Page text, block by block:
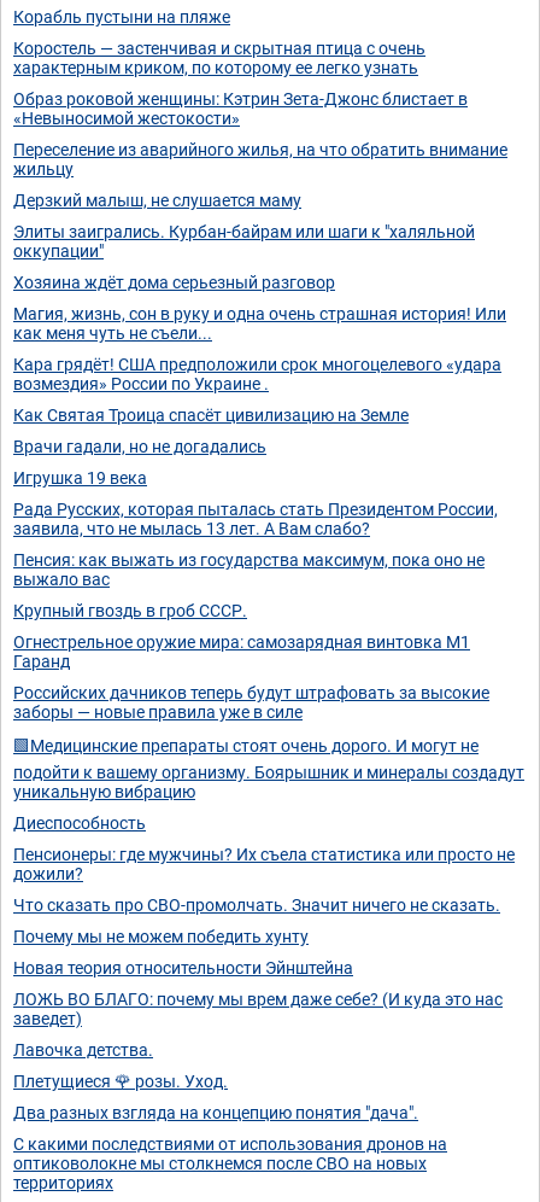
Корабль пустыни на пляже
Коростель — застенчивая и скрытная птица с очень
характерным криком, по которому ее легко узнать
Образ роковой женщины: Кэтрин Зета-Джонс блистает в
«Невыносимой жестокости»
Переселение из аварийного жилья, на что обратить внимание
жильцу
Дерзкий малыш, не слушается маму
Элиты заигрались. Курбан-байрам или шаги к "халяльной
оккупации"
Хозяина ждёт дома серьезный разговор
Магия, жизнь, сон в руку и одна очень страшная история! Или
как меня чуть не съели...
Кара грядёт! США предположили срок многоцелевого «удара
возмездия» России по Украине .
Как Святая Троица спасёт цивилизацию на Земле
Врачи гадали, но не догадались
Игрушка 19 века
Рада Русских, которая пыталась стать Президентом России,
заявила, что не мылась 13 лет. А Вам слабо?
Пенсия: как выжать из государства максимум, пока оно не
выжало вас
Крупный гвоздь в гроб СССР.
Огнестрельное оружие мира: самозарядная винтовка М1
Гаранд
Российских дачников теперь будут штрафовать за высокие
заборы — новые правила уже в силе
🟩Медицинские препараты стоят очень дорого. И могут не
подойти к вашему организму. Боярышник и минералы создадут
уникальную вибрацию
Диеспособность
Пенсионеры: где мужчины? Их съела статистика или просто не
дожили?
Что сказать про СВО-промолчать. Значит ничего не сказать.
Почему мы не можем победить хунту
Новая теория относительности Эйнштейна
ЛОЖЬ ВО БЛАГО: почему мы врем даже себе? (И куда это нас
заведет)
Лавочка детства.
Плетущиеся 🌹 розы. Уход.
Два разных взгляда на концепцию понятия "дача".
С какими последствиями от использования дронов на
оптиковолокне мы столкнемся после СВО на новых
территориях